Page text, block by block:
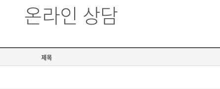
온라인 상담
제목